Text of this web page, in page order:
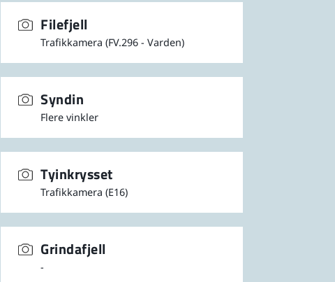
Filefjell
Trafikkamera (FV.296 - Varden)
Syndin
Flere vinkler
Tyinkrysset
Trafikkamera (E16)
Grindafjell
-